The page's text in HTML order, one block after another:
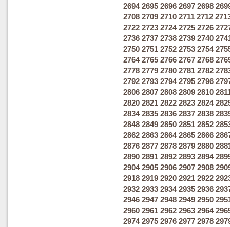
2694 2695 2696 2697 2698
2708 2709 2710 2711 2712
2722 2723 2724 2725 2726
2736 2737 2738 2739 2740
2750 2751 2752 2753 2754
2764 2765 2766 2767 2768
2778 2779 2780 2781 2782
2792 2793 2794 2795 2796
2806 2807 2808 2809 2810
2820 2821 2822 2823 2824
2834 2835 2836 2837 2838
2848 2849 2850 2851 2852
2862 2863 2864 2865 2866
2876 2877 2878 2879 2880
2890 2891 2892 2893 2894
2904 2905 2906 2907 2908
2918 2919 2920 2921 2922
2932 2933 2934 2935 2936
2946 2947 2948 2949 2950
2960 2961 2962 2963 2964
2974 2975 2976 2977 2978